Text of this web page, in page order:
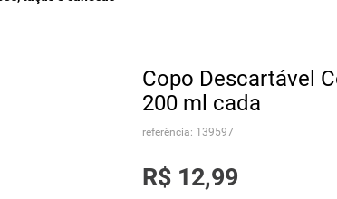
Copo Descartável
200 ml cada
referência: 139597
R$ 12,99